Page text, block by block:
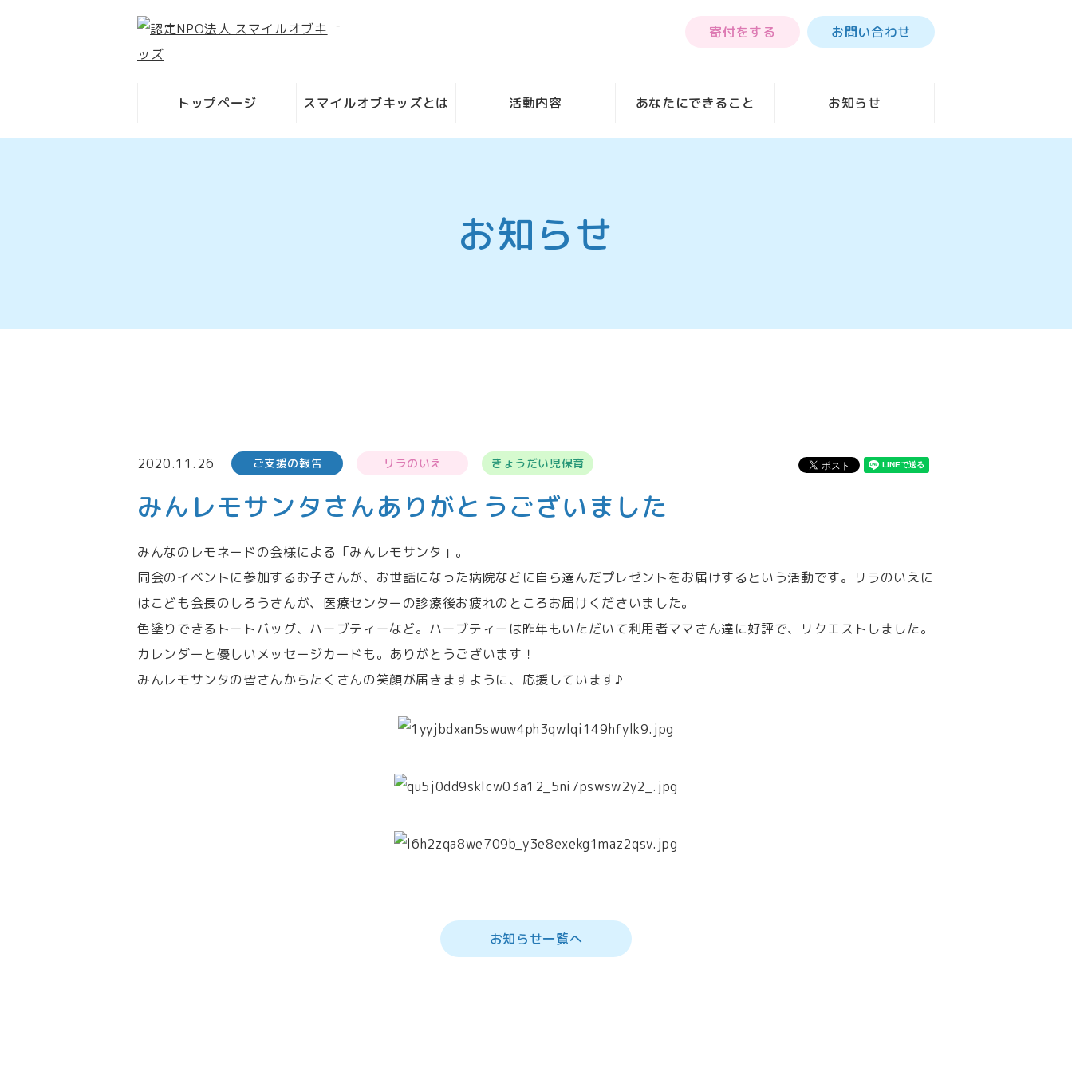
- 寄付をする お問い合わせ
トップページ スマイルオブキッズとは 活動内容 あなたにできること お知らせ
お知らせ
2020.11.26 ご支援の報告 リラのいえ きょうだい児保育
みんレモサンタさんありがとうございました
みんなのレモネードの会様による「みんレモサンタ」。
同会のイベントに参加するお子さんが、お世話になった病院などに自ら選んだプレゼントをお届けするという活動です。リラのいえに
はこども会長のしろうさんが、医療センターの診療後お疲れのところお届けくださいました。
色塗りできるトートバッグ、ハーブティーなど。ハーブティーは昨年もいただいて利用者ママさん達に好評で、リクエストしました。
カレンダーと優しいメッセージカードも。ありがとうございます！
みんレモサンタの皆さんからたくさんの笑顔が届きますように、応援しています♪
お知らせ一覧へ